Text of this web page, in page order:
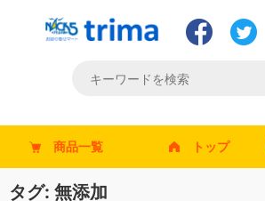
商品一覧 トップ
タグ: 無添加